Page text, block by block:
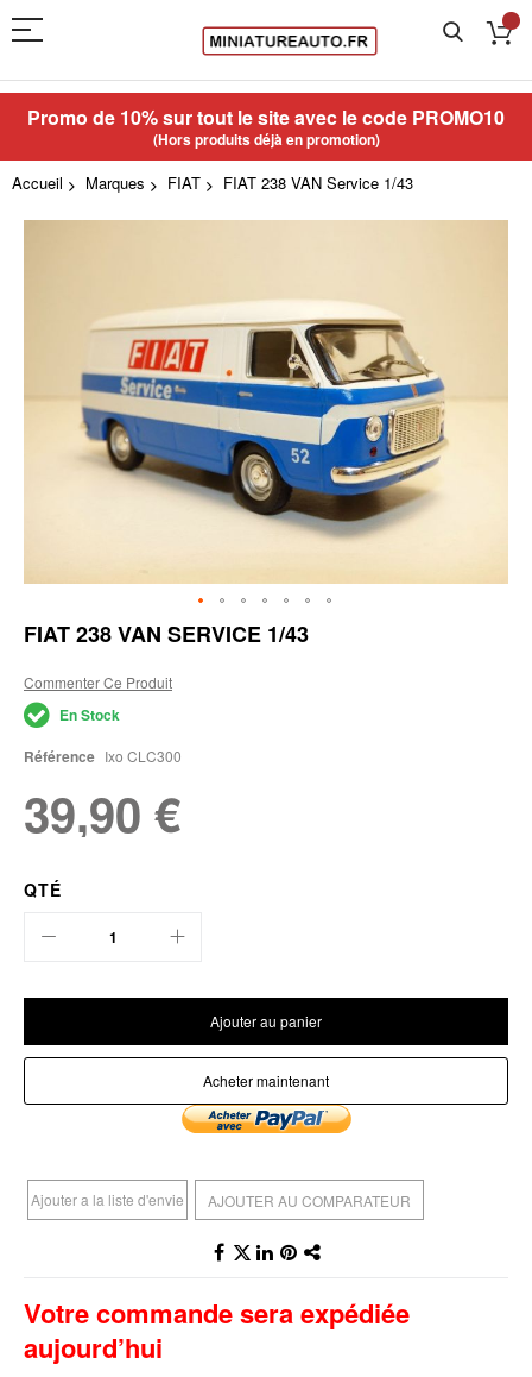
Promo de 10% sur tout le site avec le code PROMO10
(Hors produits déjà en promotion)
Accueil Marques FIAT FIAT 238 VAN Service 1/43
Skip
to
beginning
of
the
images
gallery
FIAT 238 VAN SERVICE 1/43
Commenter Ce Produit
En Stock
Référence Ixo CLC300
39,90 €
QTÉ
Ajouter au panier
Acheter maintenant
Ajouter a la liste d'envie AJOUTER AU COMPARATEUR
Votre commande sera expédiée
aujourd’hui